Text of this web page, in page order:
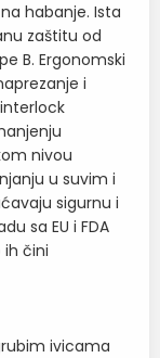
habanje. Ista
zaštitu od
B. Ergonomski
i
nivou
u suvim i
sigurnu i
sa EU i FDA
čini
ivicama